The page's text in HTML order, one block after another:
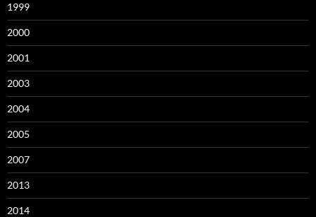
1999
2000
2001
2003
2004
2005
2007
2013
2014